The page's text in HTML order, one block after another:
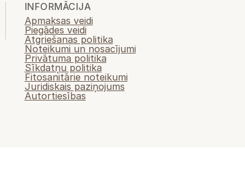
INFORMĀCIJA
Apmaksas veidi
Piegādes veidi
Atgriešanas politika
Noteikumi un nosacījumi
Privātuma politika
Sīkdatņu politika
Fitosanitārie noteikumi
Juridiskais paziņojums
Autortiesības